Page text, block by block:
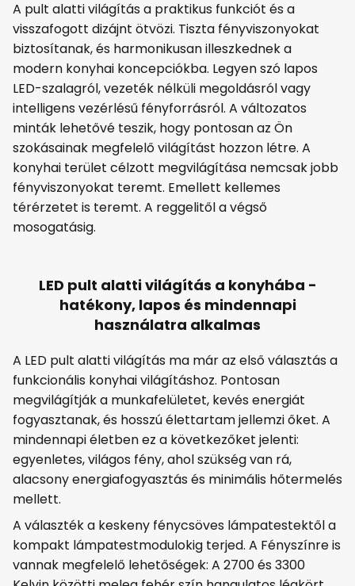
A pult alatti világítás a praktikus funkciót és a
visszafogott dizájnt ötvözi. Tiszta fényviszonyokat
biztosítanak, és harmonikusan illeszkednek a
modern konyhai koncepciókba. Legyen szó lapos
LED-szalagról, vezeték nélküli megoldásról vagy
intelligens vezérlésű fényforrásról. A változatos
minták lehetővé teszik, hogy pontosan az Ön
szokásainak megfelelő világítást hozzon létre. A
konyhai terület célzott megvilágítása nemcsak jobb
fényviszonyokat teremt. Emellett kellemes
térérzetet is teremt. A reggelitől a végső
mosogatásig.
LED pult alatti világítás a konyhába -
hatékony, lapos és mindennapi
használatra alkalmas
A LED pult alatti világítás ma már az első választás a
funkcionális konyhai világításhoz. Pontosan
megvilágítják a munkafelületet, kevés energiát
fogyasztanak, és hosszú élettartam jellemzi őket. A
mindennapi életben ez a következőket jelenti:
egyenletes, világos fény, ahol szükség van rá,
alacsony energiafogyasztás és minimális hőtermelés
mellett.
A választék a keskeny fénycsöves lámpatestektől a
kompakt lámpatestmodulokig terjed. A Fényszínre is
vannak megfelelő lehetőségek: A 2700 és 3300